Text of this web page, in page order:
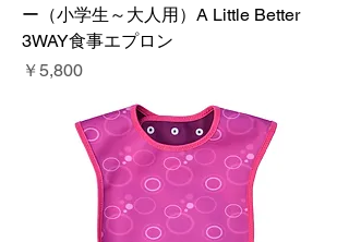
ー（小学生～大人用）A Little Better
3WAY食事エプロン
価格
￥5,800